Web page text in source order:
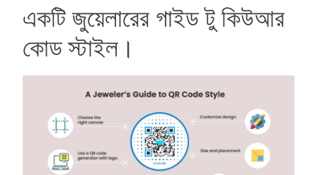
একটি জুয়েলারের গাইড টু কিউআর
কোড স্টাইল।